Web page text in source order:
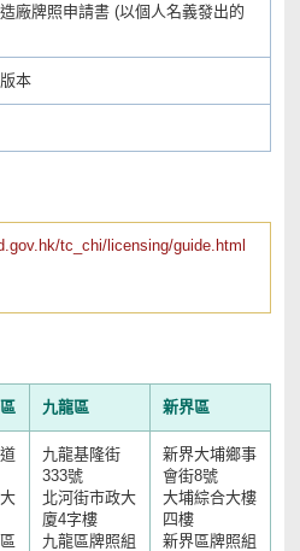
廠牌照申請書 (以個人名義發出的
本
tc_chi/licensing/guide.html
九龍區 新界區
九龍基隆街
333號
北河街市政大
廈4字樓
九龍區牌照組
新界大埔鄉事
會街8號
大埔綜合大樓
四樓
新界區牌照組